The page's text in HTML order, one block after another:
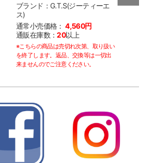
ブランド：G.T.S(ジーティーエ
ス)
通常小売価格： 4,560円
通販在庫数：20以上
※こちらの商品は売切れ次第、取り扱い
を終了します。返品、交換等は一切出
来ませんのでご注意ください。
ブラ